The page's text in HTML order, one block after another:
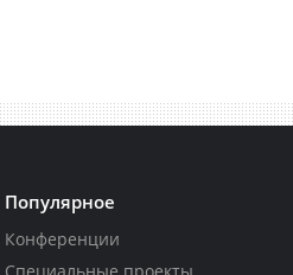
Популярное
Конференции